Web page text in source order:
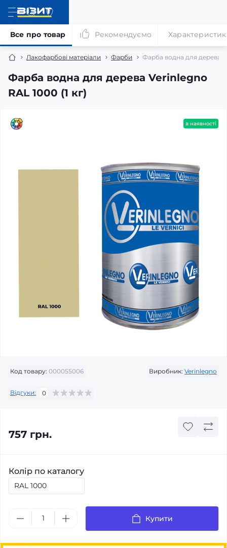
Лакофарбові матеріали Фарби Фарба водна для дерева
Фарба водна для дерева Verinlegno
RAL 1000 (1 кг)
Все про товар Рекомендуємо
в наявності
Код товару: 000055006 Виробник: Verinlegno
Відгуки: 0
757 грн.
Колір по каталогу
Купити